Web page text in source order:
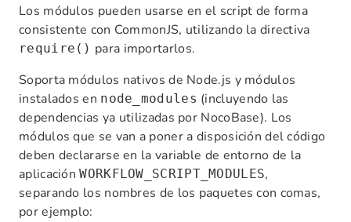
Los módulos pueden usarse en el script de forma
consistente con CommonJS, utilizando la directiva
require() para importarlos.
Soporta módulos nativos de Node.js y módulos
instalados en node_modules (incluyendo las
dependencias ya utilizadas por NocoBase). Los
módulos que se van a poner a disposición del código
deben declararse en la variable de entorno de la
aplicaciónWORKFLOW_SCRIPT_MODULES,
separando los nombres de los paquetes con comas,
por ejemplo: